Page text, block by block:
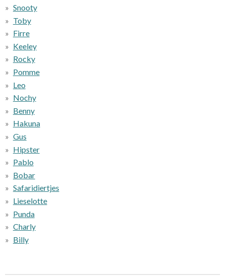
Snooty
Toby
Firre
Keeley
Rocky
Pomme
Leo
Nochy
Benny
Hakuna
Gus
Hipster
Pablo
Bobar
Safaridiertjes
Lieselotte
Punda
Charly
Billy